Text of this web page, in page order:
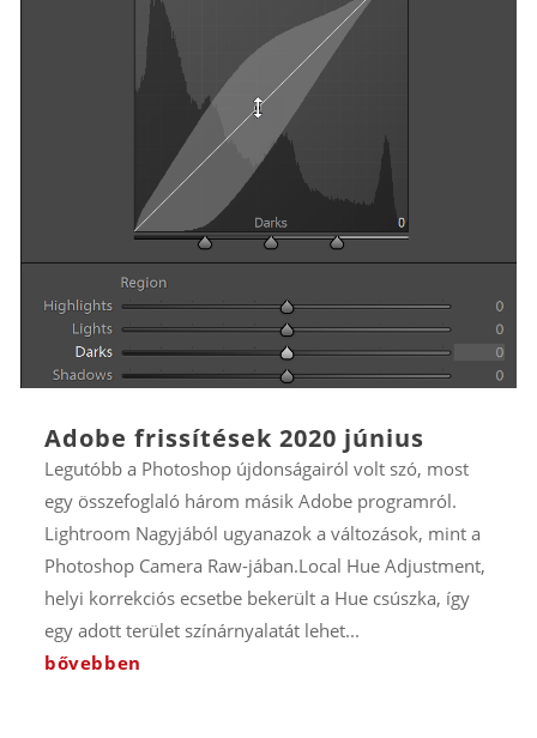
Adobe frissítések 2020 június
Legutóbb a Photoshop újdonságairól volt szó, most
egy összefoglaló három másik Adobe programról.
Lightroom Nagyjából ugyanazok a változások, mint a
Photoshop Camera Raw-jában.Local Hue Adjustment,
helyi korrekciós ecsetbe bekerült a Hue csúszka, így
egy adott terület színárnyalatát lehet...
bővebben